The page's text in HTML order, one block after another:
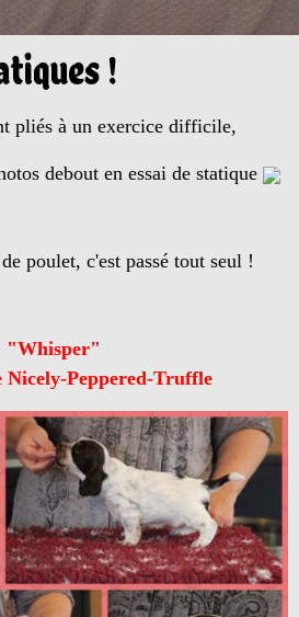
!
pliés à un exercice difficile,
debout en essai de statique
poulet, c'est passé tout seul !
"Whisper"
Nicely-Peppered-Truffle